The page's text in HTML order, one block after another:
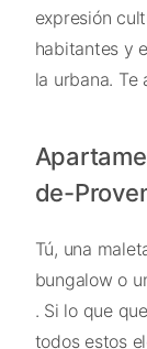
expresión
habitantes y
la urbana. Te
de-
Tú, una
bungalow o
. Si lo que
todos estos